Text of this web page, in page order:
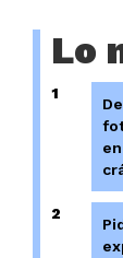
Lo
1
2